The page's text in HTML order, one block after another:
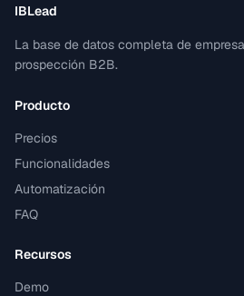
IBLead
La base de datos completa de
prospección B2B.
Producto
Precios
Funcionalidades
Automatización
FAQ
Recursos
Demo